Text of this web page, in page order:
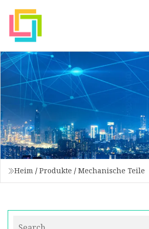
Heim / Produkte / Mechanische Teile